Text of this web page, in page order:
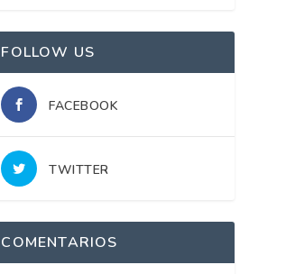
FOLLOW US
FACEBOOK
TWITTER
COMENTARIOS